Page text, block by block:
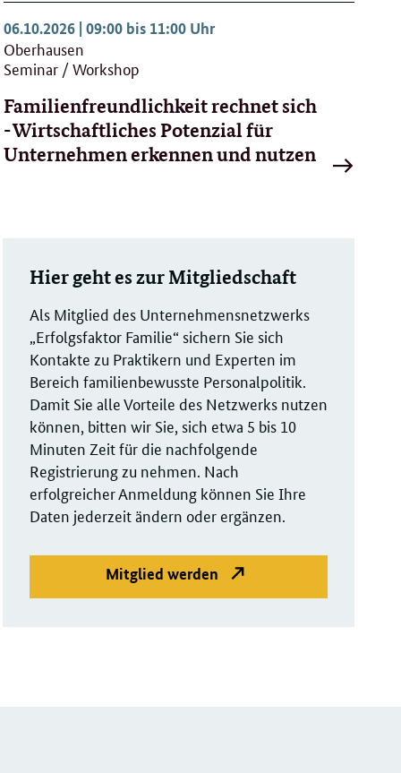
06.10.2026 | 09:00 bis 11:00 Uhr
Oberhausen
Seminar / Workshop
Familienfreundlichkeit rechnet sich
- Wirtschaftliches Potenzial für
Unternehmen erkennen und nutzen
Zur
Hier geht es zur Mitgliedschaft
Als Mitglied des Unternehmensnetzwerks
„Erfolgsfaktor Familie“ sichern Sie sich
Kontakte zu Praktikern und Experten im
Bereich familienbewusste Personalpolitik.
Damit Sie alle Vorteile des Netzwerks nutzen
können, bitten wir Sie, sich etwa 5 bis 10
Minuten Zeit für die nachfolgende
Registrierung zu nehmen. Nach
erfolgreicher Anmeldung können Sie Ihre
Daten jederzeit ändern oder ergänzen.
Mitglied werden